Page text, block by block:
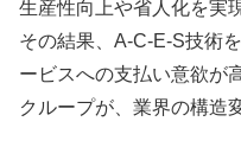
生産性向上や省人化を実
その結果、A-C-E-S技術
ービスへの支払い意欲が
クループが、業界の構造